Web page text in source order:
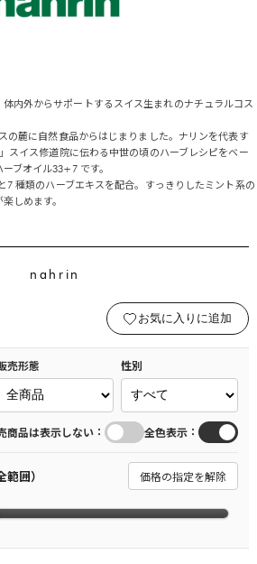
体内外からサポートするスイス生まれのナチュラルコス
の麓に自然食品からはじまりました。ナリンを代表す
スイス修道院に伝わる中世の頃のハーブレシピをベー
ブオイル33+7 です。
7 種類のハーブエキスを配合。すっきりしたミント系の
しめます。
nahrin
お気に入りに追加
売形態 性別
商品は表示しない ： 全色表示 ：
囲） 価格の指定を解除